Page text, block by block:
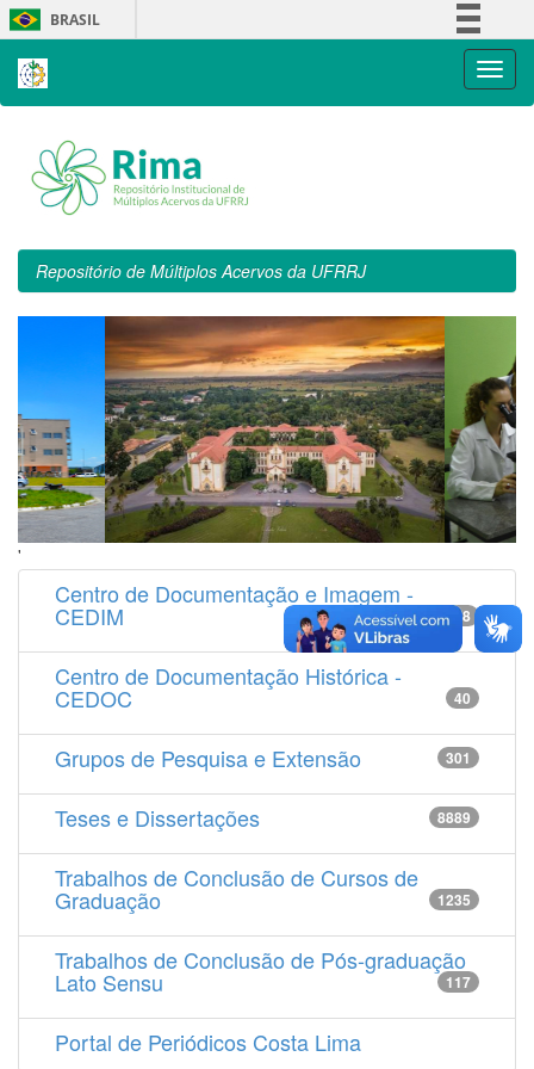
Skip
navigation
BRASIL
Repositório de Múltiplos Acervos da UFRRJ
'
Centro de Documentação e Imagem -
CEDIM 14538
Centro de Documentação Histórica -
CEDOC 40
Grupos de Pesquisa e Extensão 301
Teses e Dissertações 8889
Trabalhos de Conclusão de Cursos de
Graduação 1235
Trabalhos de Conclusão de Pós-graduação
Lato Sensu 117
Portal de Periódicos Costa Lima